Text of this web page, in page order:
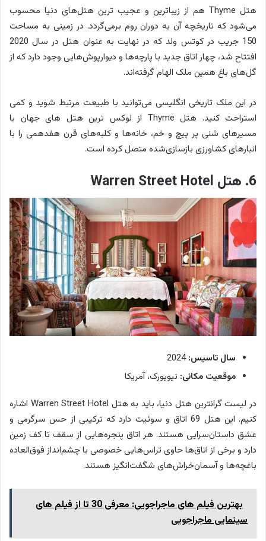
هتل Thyme هم از زیباترین و عجیب ترین هتل‌های دنیا محسوب
می‌شود که تاریخچه آن به دوران روم برمی‌گردد. در زمینی به مساحت
150 جریب در کوتس ولد که در نهایت به عنوان هتل در سال 2020
افتتاح شد، چهار اتاق جدید با پارچه‌ها و دیوارپوش‌هایی وجود دارد که از
گل‌های باغ همین ملک الهام گرفته‌اند.
در این ملک تاریخی انگلیسی می‌توانید با طبیعت مرتبط شوید و کمی
استراحت کنید. هتل Thyme از لوکس ترین هتل های جهان با
مسیرهای شنی پر پیچ و خم، خانه‌ها و کلبه‌های قرن هفدهمی را با
انبارهای کشاورزی بازسازی‌شده متصل کرده است.
6. هتل Warren Street Hotel
سال تاسیس:2024
موقعیت مکانی: نیویورک، آمریکا
در لیست گرانترین هتل دنیا، باید به هتل Warren Street Hotel اشاره
کنیم. این هتل 69 اتاق و سوئیت دارد که ترکیبی از حس سرگرمی و
عشق داستان‌سرایی هستند. هر اتاق پنجره‌هایی از سقف تا کف زمین
دارد و برخی از اتاق‌ها حاوی تراس‌هایی خصوصی با چشم‌انداز فوق‌العاده
باغچه‌ها و آسمان‌خراش‌های شگفت‌انگیز هستند.
بهترین فیلم های ماجراجویی: معرفی 30 تا از فیلم های
سینمایی ماجراجویی